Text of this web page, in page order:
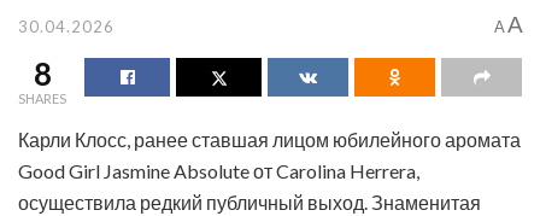
30.04.2026 A A
8
SHARES
Карли Клосс, ранее ставшая лицом юбилейного аромата
Good Girl Jasmine Absolute от Carolina Herrera,
осуществила редкий публичный выход. Знаменитая